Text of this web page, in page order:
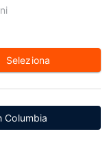
Seleziona
Columbia